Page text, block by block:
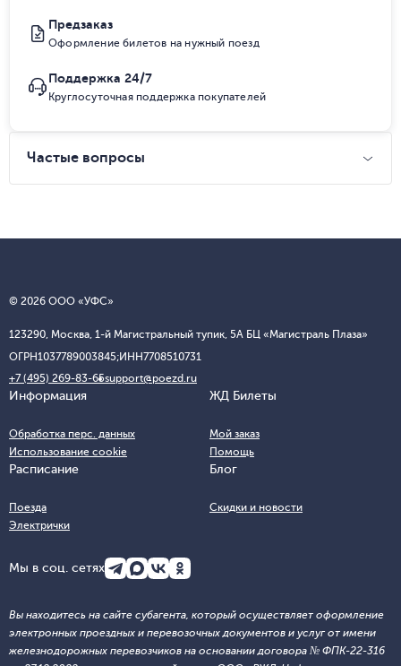
Предзаказ
Оформление билетов на нужный поезд
Поддержка 24/7
Круглосуточная поддержка покупателей
Частые вопросы
© 2026 ООО «УФС»
123290, Москва, 1-й Магистральный тупик, 5А БЦ «Магистраль Плаза»
ОГРН1037789003845;ИНН7708510731
+7 (495) 269-83-65support@poezd.ru
Информация
Обработка перс. данных
Использование cookie
ЖД Билеты
Мой заказ
Помощь
Расписание
Поезда
Электрички
Блог
Скидки и новости
Мы в соц. сетях
Вы находитесь на сайте субагента, который осуществляет оформление
электронных проездных и перевозочных документов и услуг от имени
железнодорожных перевозчиков на основании договора № ФПК-22-316